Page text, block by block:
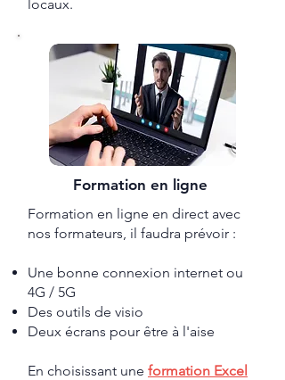
locaux.
Formation en ligne
Formation en ligne en direct avec
nos formateurs​, il faudra prévoir :
Une bonne connexion internet ou
4G / 5G
Des outils de visio
Deux écrans pour être à l'aise
En choisissant une formation Excel